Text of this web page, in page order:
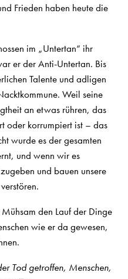
Frieden haben heute die
im „Untertan“ ihr
er der Anti-Untertan. Bis
Talente und adligen
Weil seine
an etwas rühren, das
oder korrumpiert ist – das
wurde es der gesamten
und wenn wir es
und bauen unsere
den Lauf der Dinge
wie er da gewesen,
Tod getroffen, Menschen,